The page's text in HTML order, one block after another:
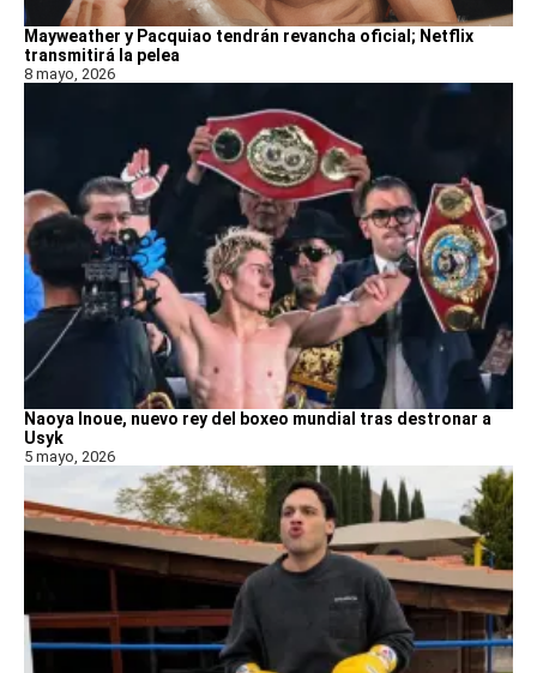
Mayweather y Pacquiao tendrán revancha oficial; Netflix
transmitirá la pelea
8 mayo, 2026
Naoya Inoue, nuevo rey del boxeo mundial tras destronar a
Usyk
5 mayo, 2026